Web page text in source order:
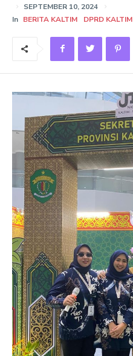
SEPTEMBER 10, 2024
In BERITA KALTIM DPRD KALTIM